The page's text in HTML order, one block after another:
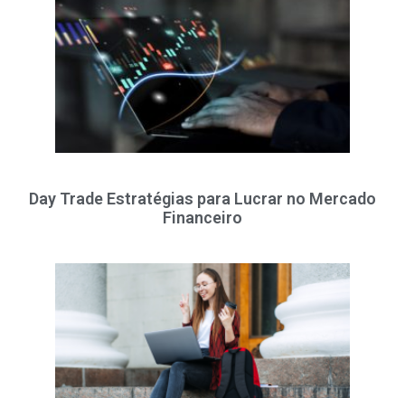
Day Trade Estratégias para Lucrar no Mercado
Financeiro